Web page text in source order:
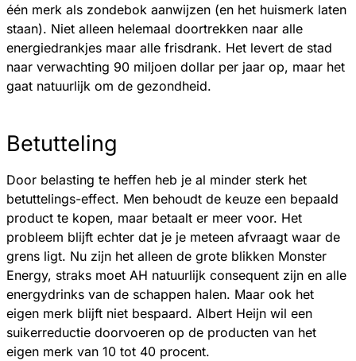
één merk als zondebok aanwijzen (en het huismerk laten
staan). Niet alleen helemaal doortrekken naar alle
energiedrankjes maar alle frisdrank. Het levert de stad
naar verwachting 90 miljoen dollar per jaar op, maar het
gaat natuurlijk om de gezondheid.
Betutteling
Door belasting te heffen heb je al minder sterk het
betuttelings-effect. Men behoudt de keuze een bepaald
product te kopen, maar betaalt er meer voor. Het
probleem blijft echter dat je je meteen afvraagt waar de
grens ligt. Nu zijn het alleen de grote blikken Monster
Energy, straks moet AH natuurlijk consequent zijn en alle
energydrinks van de schappen halen. Maar ook het
eigen merk blijft niet bespaard. Albert Heijn wil een
suikerreductie doorvoeren op de producten van het
eigen merk van 10 tot 40 procent.